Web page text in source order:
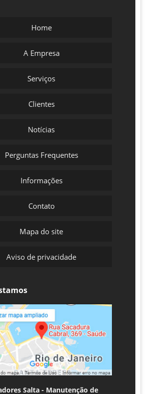
Home
A Empresa
Serviços
Clientes
Notícias
Perguntas Frequentes
Informações
Contato
Mapa do site
Aviso de privacidade
Salta - Manutenção de